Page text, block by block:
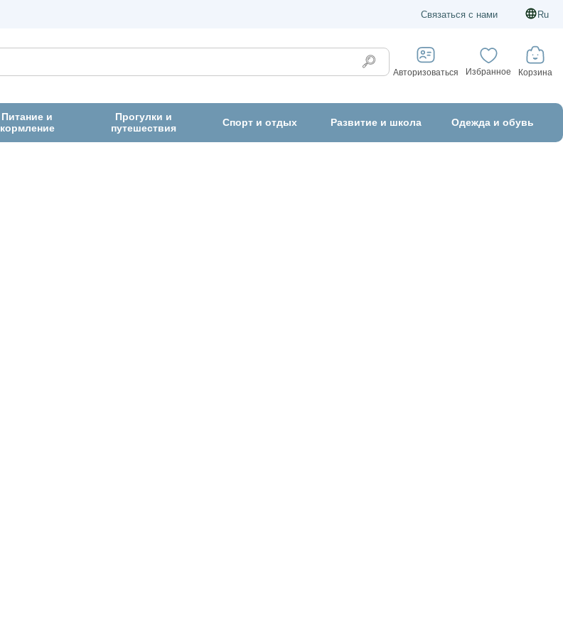
Связаться с нами Ru
Авторизоваться Избранное Корзина
Питание и
кормление
Прогулки и
путешествия
Спорт и отдых Развитие и школа Одежда и обувь